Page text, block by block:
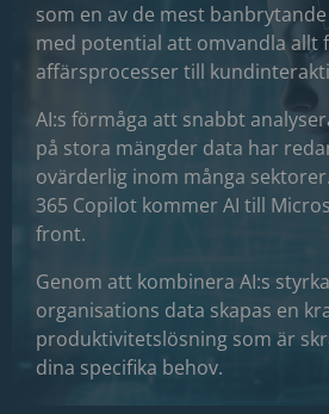
som en av de mest
med potential att omvandla allt
affärsprocesser till
AI:s förmåga att snabbt
på stora mängder data har
ovärderlig inom många
365 Copilot kommer AI till
front.
Genom att kombinera AI:s
organisations data skapas en
produktivitetslösning som är
dina specifika behov.